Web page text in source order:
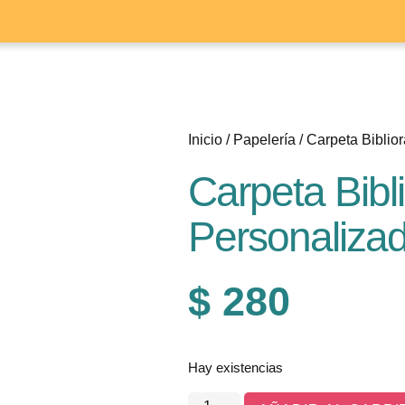
Inicio / Papelería / Carpeta
Carpeta
$ 280
Hay existencias